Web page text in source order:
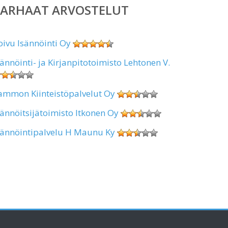
ARVOSTELUT
Isännöinti Oy
ja Kirjanpitotoimisto Lehtonen V.
Kiinteistöpalvelut Oy
Itkonen Oy
H Maunu Ky